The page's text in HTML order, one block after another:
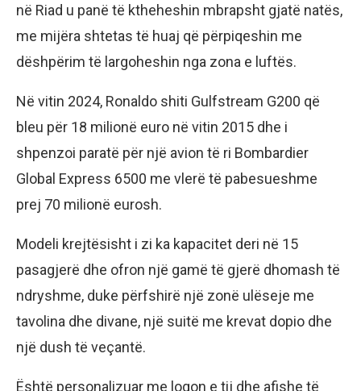
në Riad u panë të ktheheshin mbrapsht gjatë natës,
me mijëra shtetas të huaj që përpiqeshin me
dëshpërim të largoheshin nga zona e luftës.
Në vitin 2024, Ronaldo shiti Gulfstream G200 që
bleu për 18 milionë euro në vitin 2015 dhe i
shpenzoi paratë për një avion të ri Bombardier
Global Express 6500 me vlerë të pabesueshme
prej 70 milionë eurosh.
Modeli krejtësisht i zi ka kapacitet deri në 15
pasagjerë dhe ofron një gamë të gjerë dhomash të
ndryshme, duke përfshirë një zonë ulëseje me
tavolina dhe divane, një suitë me krevat dopio dhe
një dush të veçantë.
Është personalizuar me logon e tij dhe afishe të